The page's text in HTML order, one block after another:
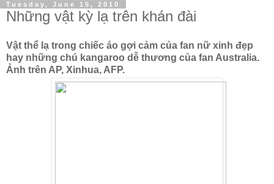
Tuesday, June 15, 2010
Những vật kỳ lạ trên khán đài
Vật thể lạ trong chiếc áo gợi cảm của fan nữ xinh đẹp
hay những chú kangaroo dễ thương của fan Australia.
Ảnh trên AP, Xinhua, AFP.